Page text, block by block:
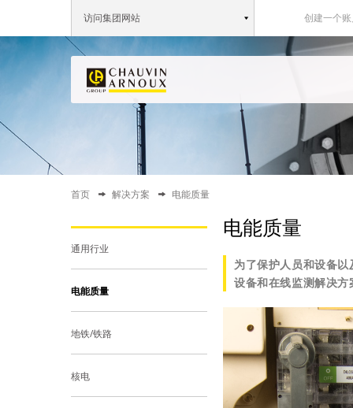
访问集团网站 创建一个
首页 解决方案 电能质量
通用行业
电能质量
地铁/铁路
核电
电能质量
为了保护人员和设备
设备和在线监测解决